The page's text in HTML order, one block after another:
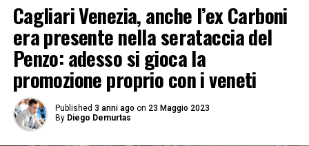
Cagliari Venezia, anche l’ex Carboni
era presente nella serataccia del
Penzo: adesso si gioca la
promozione proprio con i veneti
Published 3 anni ago on 23 Maggio 2023
By Diego Demurtas